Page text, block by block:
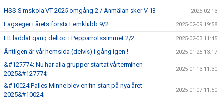
HSS Simskola VT 2025 omgång 2 / Anmälan sker V 13 2025-02-13
Lagseger i årets första Femklubb 9/2 2025-02-09 19:58
Ett laddat gäng deltog i Pepparrotssimmet 2/2 2025-02-03 11:45
Äntligen är vår hemsida (delvis) i gång igen ! 2025-01-25 13:17
&#127774; Nu har alla grupper startat vårterminen
2025&#127774;
2025-01-13 11:30
&#10024;Palles Minne blev en fin start på nya året
2025&#10024;
2025-01-07 11:50